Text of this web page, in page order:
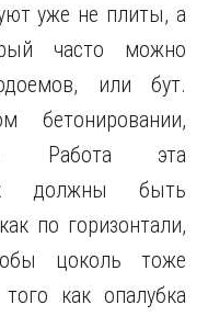
уже не плиты, а
часто можно
или бут.
Работа эта
должны быть
по горизонтали,
цоколь тоже
как опалубка